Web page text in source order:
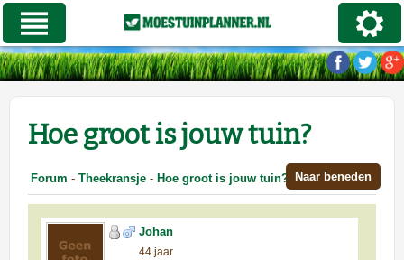
Hoe groot is jouw tuin?
Forum - Theekransje - Hoe groot is jouw tuin? Naar beneden
Johan
44 jaar